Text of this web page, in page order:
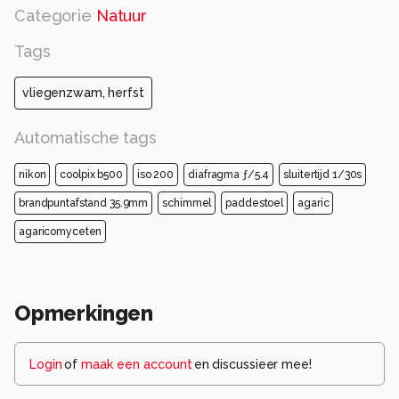
Categorie Natuur
Tags
vliegenzwam, herfst
Automatische tags
nikon coolpix b500 iso 200 diafragma ƒ/5.4 sluitertijd 1/30s
brandpuntafstand 35.9mm schimmel paddestoel agaric
agaricomyceten
Opmerkingen
Loginof maak een account en discussieer mee!